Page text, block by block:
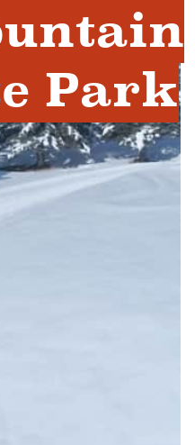
Park